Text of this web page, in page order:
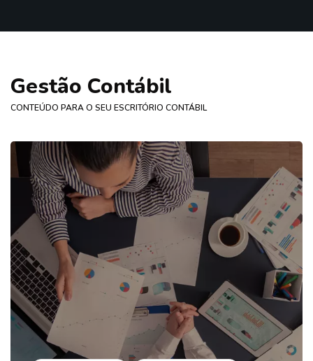
Gestão Contábil
CONTEÚDO PARA O SEU ESCRITÓRIO CONTÁBIL